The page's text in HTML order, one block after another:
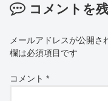
コメントを
メールアドレスが公開さ
欄は必須項目です
コメント*